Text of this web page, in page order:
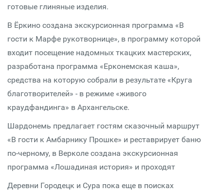
готовые глиняные изделия.
В Ёркино создана экскурсионная программа «В
гости к Марфе рукотворнице», в программу которой
входит посещение надомных ткацких мастерских,
разработана программа «Ерконемская каша»,
средства на которую собрали в результате «Круга
благотворителей» - в режиме «живого
краудфандинга» в Архангельске.
Шардонемь предлагает гостям сказочный маршрут
«В гости к Амбарнику Прошке» и реставрирует баню
по-черному, в Верколе создана экскурсионная
программа «Лошадиная история» и проходят
Деревни Городецк и Сура пока еще в поисках